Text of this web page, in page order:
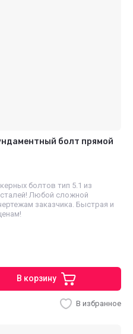
болт прямой
болтов тип 5.1 из
Любой сложной
заказчика. Быстрая и
В корзину
В избранное